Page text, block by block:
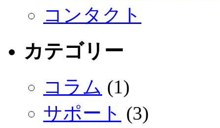
コンタクト
カテゴリー
コラム (1)
サポート (3)